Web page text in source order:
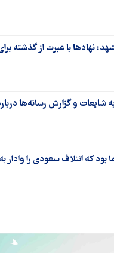
نهادها با عبرت از گذشته
شایعات و گزارش رسانه‌ها
بود که ائتلاف سعودی را